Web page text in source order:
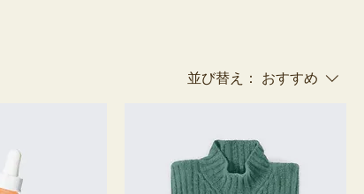
並び替え： おすすめ